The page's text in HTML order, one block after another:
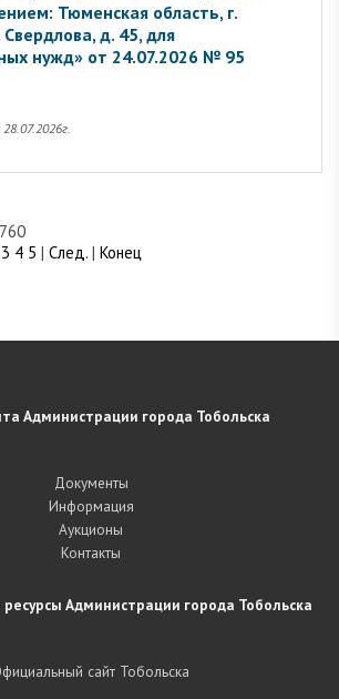
Тюменская область, г.
Свердлова, д. 45, для
нужд» от 24.07.2026 № 95
3 4 5 | След. | Конец
Администрации города Тобольска
Документы
Информация
Аукционы
Контакты
Администрации города Тобольска
сайт Тобольска